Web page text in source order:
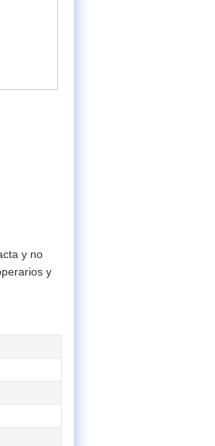
y no
y